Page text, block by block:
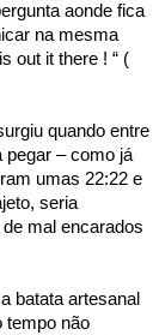
aonde fica
na mesma
out it there ! “ (
quando entre
pegar – como já
umas 22:22 e
seria
mal encarados
batata artesanal
tempo não